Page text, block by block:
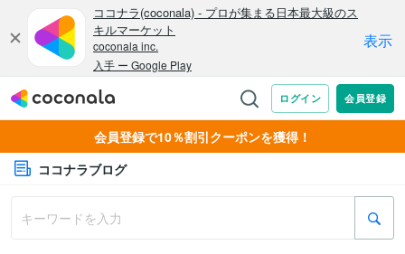
会員登録で10％割引クーポンを獲得！
ココナラブログ